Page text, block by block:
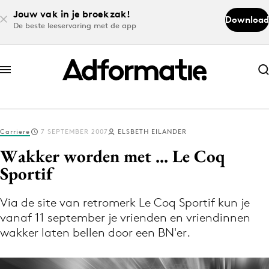
Jouw vak in je broekzak!
De beste leeservaring met de app
Download
Abonneer nu
Abonneer nu
Log in
Volg het laatste nieuws via de Adformatie
Nieuws app
Carriere 7 SEPTEMBER 2007 ELSBETH EILANDER
Wakker worden met ... Le Coq
Sportif
Via de site van retromerk Le Coq Sportif kun je
vanaf 11 september je vrienden en vriendinnen
wakker laten bellen door een BN'er.